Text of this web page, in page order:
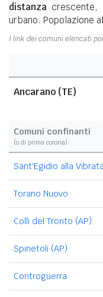
distanza crescente,
urbano. Popolazione
I link dei comuni elencati
Ancarano (TE)
Comuni confinanti
(o di prima corona)
Sant'Egidio alla
Torano Nuovo
Colli del Tronto (AP)
Spinetoli (AP)
Controguerra